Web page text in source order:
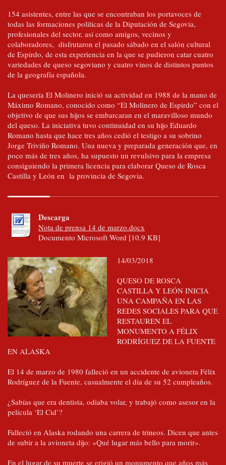
154 asistentes, entre las que se encontraban los portavoces de
todas las formaciones políticas de la Diputación de Segovia,
profesionales del sector, así como amigos, vecinos y
colaboradores, disfrutaron el pasado sábado en el salón cultural
de Espirdo, de esta experiencia en la que se pudieron catar cuatro
variedades de queso segoviano y cuatro vinos de distintos puntos
de la geografía española.
La quesería El Molinero inició su actividad en 1988 de la mano de
Máximo Romano, conocido como “El Molinero de Espirdo” con el
objetivo de que sus hijos se embarcaran en el maravilloso mundo
del queso. La iniciativa tuvo continuidad en su hijo Eduardo
Romano hasta que hace tres años cedió el testigo a su sobrino
Jorge Triviño Romano. Una nueva y preparada generación que, en
poco más de tres años, ha supuesto un revulsivo para la empresa
consiguiendo la primera licencia para elaborar Queso de Rosca
Castilla y León en la provincia de Segovia.
Descarga
Nota de prensa 14 de marzo.docx
Documento Microsoft Word [10.9 KB]
14/03/2018
QUESO DE ROSCA
CASTILLA Y LEÓN INICIA
UNA CAMPAÑA EN LAS
REDES SOCIALES PARA QUE
RESTAUREN EL
MONUMENTO A FÉLIX
RODRÍGUEZ DE LA FUENTE
EN ALASKA
El 14 de marzo de 1980 falleció en un accidente de avioneta Félix
Rodríguez de la Fuente, casualmente el día de su 52 cumpleaños.
¿Sabías que era dentista, odiaba volar, y trabajó como asesor en la
película ‘El Cid’?
Falleció en Alaska rodando una carrera de trineos. Dicen que antes
de subir a la avioneta dijo: «Qué lugar más bello para morir».
En el lugar de su muerte se erigió un monumento que años más